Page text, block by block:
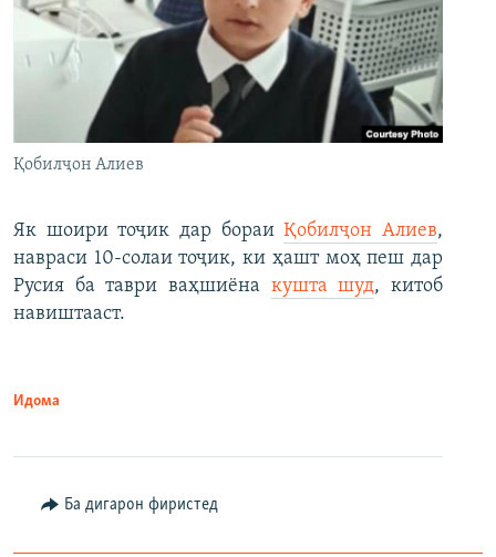
Қобилҷон Алиев
Як шоири тоҷик дар бораиҚобилҷон Алиев,
навраси 10-солаи тоҷик, ки ҳашт моҳ пеш дар
Русия ба таври ваҳшиёна кушта шуд, китоб
навиштааст.
Идома
Ба дигарон фиристед